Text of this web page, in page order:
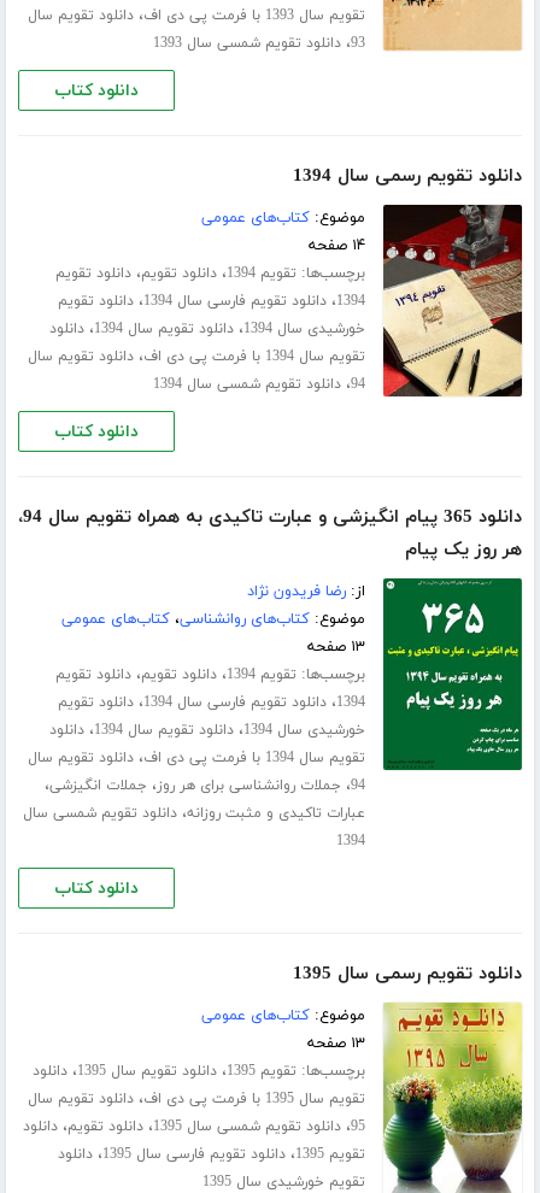
تقویم سال 1393 با فرمت پی دی اف
،دانلود تقویم سال
93،دانلود تقویم شمسی سال 1393
دانلود کتاب
دانلود تقویم رسمی سال 1394
موضوع:کتاب‌های عمومی
۱۴ صفحه
برچسب‌ها: تقویم 1394 ،دانلود تقویم،دانلود تقویم
1394،دانلود تقویم فارسی سال 1394 ،دانلود تقویم
خورشیدی سال 1394
،دانلود تقویم سال 1394 ،دانلود
تقویم سال 1394 با فرمت پی دی اف
،دانلود تقویم سال
94،دانلود تقویم شمسی سال 1394
دانلود کتاب
دانلود 365 پیام انگیزشی و عبارت تاکیدی به همراه تقویم سال 94،
هر روز یک پیام
از:رضا فریدون نژاد
موضوع:کتاب‌های روانشناسی،کتاب‌های عمومی
۱۳ صفحه
برچسب‌ها: تقویم 1394 ،دانلود تقویم،دانلود تقویم
1394،دانلود تقویم فارسی سال 1394 ،دانلود تقویم
خورشیدی سال 1394
،دانلود تقویم سال 1394 ،دانلود
تقویم سال 1394 با فرمت پی دی اف
،دانلود تقویم سال
94، جملات روانشناسی برای هر روز، جملات انگیزشی،
عبارات تاکیدی و مثبت روزانه،دانلود تقویم شمسی سال
1394
دانلود کتاب
دانلود تقویم رسمی سال 1395
موضوع:کتاب‌های عمومی
۱۳ صفحه
برچسب‌ها: تقویم 1395 ،دانلود تقویم سال 1395 ،دانلود
تقویم سال 1395 با فرمت پی دی اف
،دانلود تقویم سال
95،دانلود تقویم شمسی سال 1395 ،دانلود تقویم،دانلود
تقویم 1395
،دانلود تقویم فارسی سال 1395 ،دانلود
تقویم خورشیدی سال 1395